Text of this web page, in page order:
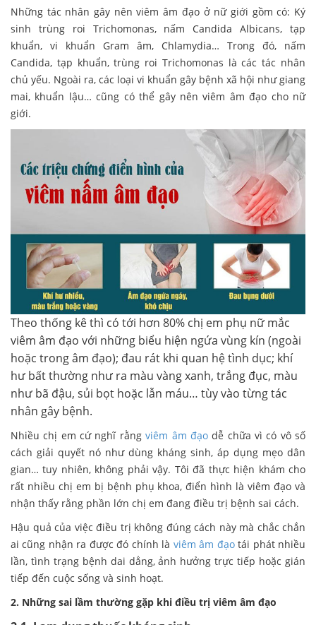
Những tác nhân gây nên viêm âm đạo ở nữ giới gồm có: Ký
sinh trùng roi Trichomonas, nấm Candida Albicans, tạp
khuẩn, vi khuẩn Gram âm, Chlamydia… Trong đó, nấm
Candida, tạp khuẩn, trùng roi Trichomonas là các tác nhân
chủ yếu. Ngoài ra, các loại vi khuẩn gây bệnh xã hội như giang
mai, khuẩn lậu… cũng có thể gây nên viêm âm đạo cho nữ
giới.
Theo thống kê thì có tới hơn 80% chị em phụ nữ mắc
viêm âm đạo với những biểu hiện ngứa vùng kín (ngoài
hoặc trong âm đạo); đau rát khi quan hệ tình dục; khí
hư bất thường như ra màu vàng xanh, trắng đục, màu
như bã đậu, sủi bọt hoặc lẫn máu… tùy vào từng tác
nhân gây bệnh.
Nhiều chị em cứ nghĩ rằngviêm âm đạodễ chữa vì có vô số
cách giải quyết nó như dùng kháng sinh, áp dụng mẹo dân
gian… tuy nhiên, không phải vậy. Tôi đã thực hiện khám cho
rất nhiều chị em bị bệnh phụ khoa, điển hình là viêm đạo và
nhận thấy rằng phần lớn chị em đang điều trị bệnh sai cách.
Hậu quả của việc điều trị không đúng cách này mà chắc chắn
ai cũng nhận ra được đó chính là viêm âm đạotái phát nhiều
lần, tình trạng bệnh dai dẳng, ảnh hưởng trực tiếp hoặc gián
tiếp đến cuộc sống và sinh hoạt.
2. Những sai lầm thường gặp khi điều trị viêm âm đạo